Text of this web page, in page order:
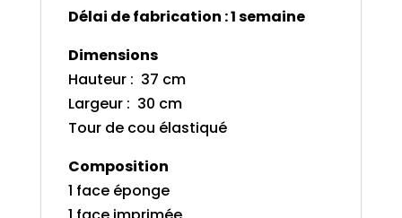
Délai de fabrication : 1 semaine
Dimensions
Hauteur : 37 cm
Largeur : 30 cm
Tour de cou élastiqué
Composition
1 face éponge